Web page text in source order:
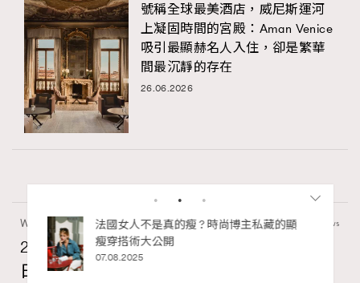
號稱全球最美酒店，威尼斯運河
上凝固時間的宮殿：Aman Venice
吸引最顯赫名人入住，卻是繁華
間最沉靜的存在
26.06.2026
Wellness 70 views
2026年8月每周星座運程【8月9日至8月15
日】
的顯
別再用酒精消毒皮革！6個清潔手袋小技
巧，讓你更愛惜你的手袋
02.06.2025